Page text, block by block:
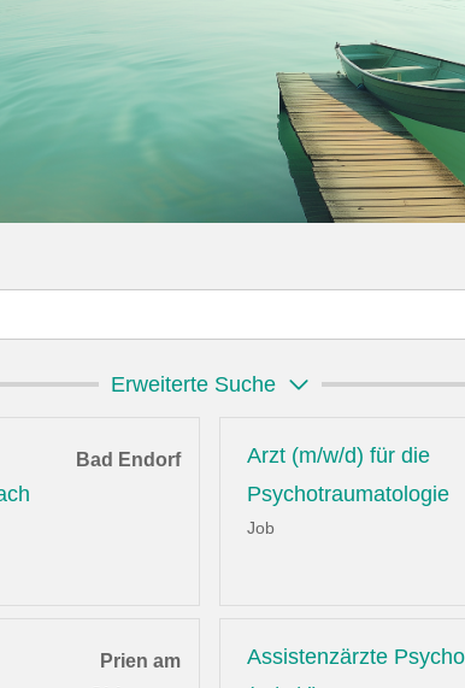
Erweiterte Suche
Bad Endorf
Arzt (m/w/d) für die
Psychotraumatologie
Job
Prien am
Assistenzärzte